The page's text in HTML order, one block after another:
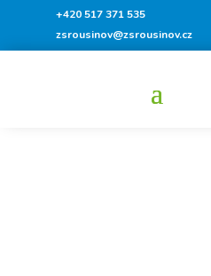
+420 517 371 535
zsrousinov@zsrousinov.cz